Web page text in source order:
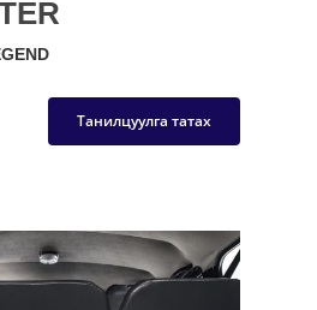
Танилцуулга татах